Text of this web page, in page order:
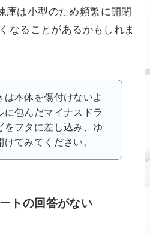
庫は小型のため頻繁に開閉
なることがあるかもしれま
は本体を傷付けないよ
に包んだマイナスドラ
をフタに差し込み、ゆ
けてみてください。
トの回答がない